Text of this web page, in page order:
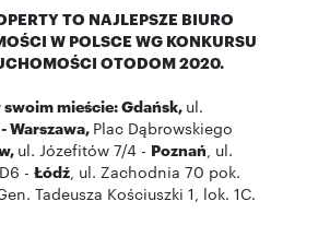
TO NAJLEPSZE BIURO
W POLSCE WG KONKURSU
OTODOM 2020.
swoim mieście: Gdańsk, ul.
- Warszawa, Plac Dąbrowskiego
ul. Józefitów 7/4 - Poznań, ul.
- Łódź, ul. Zachodnia 70 pok.
Tadeusza Kościuszki 1, lok. 1C.